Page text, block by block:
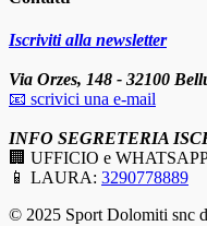
Iscriviti alla newsletter
Via Orzes, 148 - 32100
📧 scrivici una e-mail
INFO SEGRETERIA
🏢 UFFICIO e
📱 LAURA: 3290778889
facebook
instagram
© 2025 Sport Dolomiti snc